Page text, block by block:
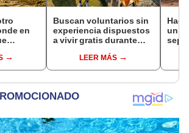
en
Buscan voluntarios sin
experiencia dispuestos
a vivir gratis durante
cuidar caballos, burros
y otros animales
LEER MÁS
un